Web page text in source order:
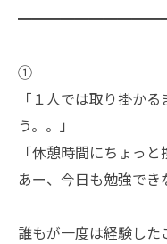
①
「１人では取り掛か
う。。」
「休憩時間にちょっ
あー、今日も勉強でき
誰もが一度は経験した